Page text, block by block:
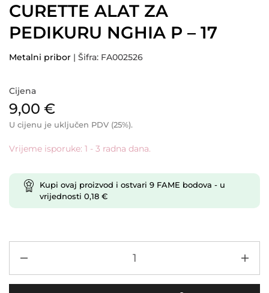
CURETTE ALAT ZA
PEDIKURU NGHIA P – 17
Metalni pribor | Šifra: FA002526
Cijena
9,00 €
U cijenu je uključen PDV (25%).
Vrijeme isporuke: 1 - 3 radna dana.
Kupi ovaj proizvod i ostvari 9 FAME bodova - u
vrijednosti 0,18 €